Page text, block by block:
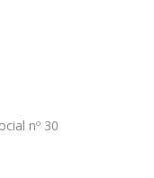
nº 30